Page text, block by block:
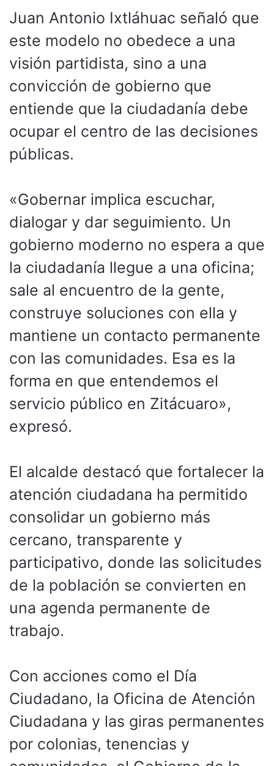
Juan Antonio Ixtláhuac señaló que
este modelo no obedece a una
visión partidista, sino a una
convicción de gobierno que
entiende que la ciudadanía debe
ocupar el centro de las decisiones
públicas.
«Gobernar implica escuchar,
dialogar y dar seguimiento. Un
gobierno moderno no espera a que
la ciudadanía llegue a una oficina;
sale al encuentro de la gente,
construye soluciones con ella y
mantiene un contacto permanente
con las comunidades. Esa es la
forma en que entendemos el
servicio público en Zitácuaro»,
expresó.
El alcalde destacó que fortalecer la
atención ciudadana ha permitido
consolidar un gobierno más
cercano, transparente y
participativo, donde las solicitudes
de la población se convierten en
una agenda permanente de
trabajo.
Con acciones como el Día
Ciudadano, la Oficina de Atención
Ciudadana y las giras permanentes
por colonias, tenencias y